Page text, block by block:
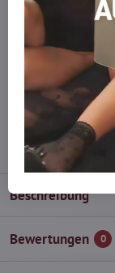
Möchten
auf Lager
Zögern Sie nicht,
wieder auf!
Beschreibung
Bewertungen 0